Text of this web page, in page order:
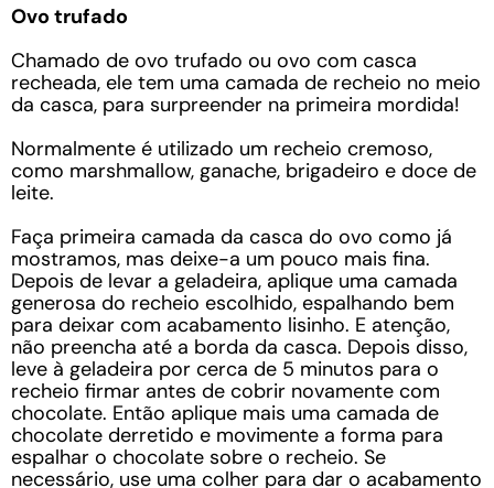
Ovo trufado
Chamado de ovo trufado ou ovo com casca
recheada, ele tem uma camada de recheio no meio
da casca, para surpreender na primeira mordida!
Normalmente é utilizado um recheio cremoso,
como marshmallow, ganache, brigadeiro e doce de
leite.
Faça primeira camada da casca do ovo como já
mostramos, mas deixe-a um pouco mais fina.
Depois de levar a geladeira, aplique uma camada
generosa do recheio escolhido, espalhando bem
para deixar com acabamento lisinho. E atenção,
não preencha até a borda da casca. Depois disso,
leve à geladeira por cerca de 5 minutos para o
recheio firmar antes de cobrir novamente com
chocolate. Então aplique mais uma camada de
chocolate derretido e movimente a forma para
espalhar o chocolate sobre o recheio. Se
necessário, use uma colher para dar o acabamento